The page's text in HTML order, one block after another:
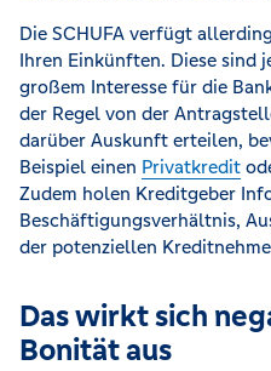
Die SCHUFA verfügt
Ihren Einkünften. Diese sind
großem Interesse für die
der Regel von der
darüber Auskunft erteilen,
Beispiel einen Privatkredit
Zudem holen Kreditgeber
Beschäftigungsverhältnis,
der potenziellen
Das wirkt sich
Bonität aus